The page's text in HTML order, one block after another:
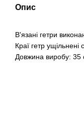
Опис
В'язані гетри
Краї гетр
Довжина виробу: 35